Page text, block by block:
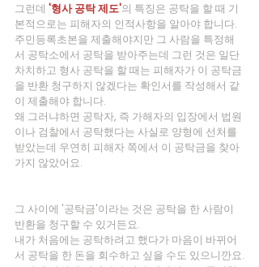
그런데 '형사 공탁 제도'의 특징은 공탁을 할 때 기
본적으로는 피해자의 인적사항을 알아야 합니다.
주민등록초본을 제출해야지만 그 사람을 특정해
서 공탁소에서 공탁을 받아주는데 그런 것은 일단
차치하고 형사 공탁을 할 때는 피해자가 이 공탁금
을 반환 청구하지 않겠다는 확인서를 작성해서 같
이 제출해야 합니다.
왜 그러냐하면 공탁자, 즉 가해자의 입장에서 법원
이나 검찰에서 공탁했다는 사실로 양형에 선처를
받았는데 우연히 피해자 쪽에서 이 공탁금을 찾아
가지 않았어요.
그 사이에 '공탁금'이라는 것은 공탁을 한 사람이
반환을 청구할 수 있거든요.
내가 처음에는 공탁하려고 했다가 마음이 바뀌어
서 공탁을 한 돈을 회수하고 싶을 수도 있으니깐요.